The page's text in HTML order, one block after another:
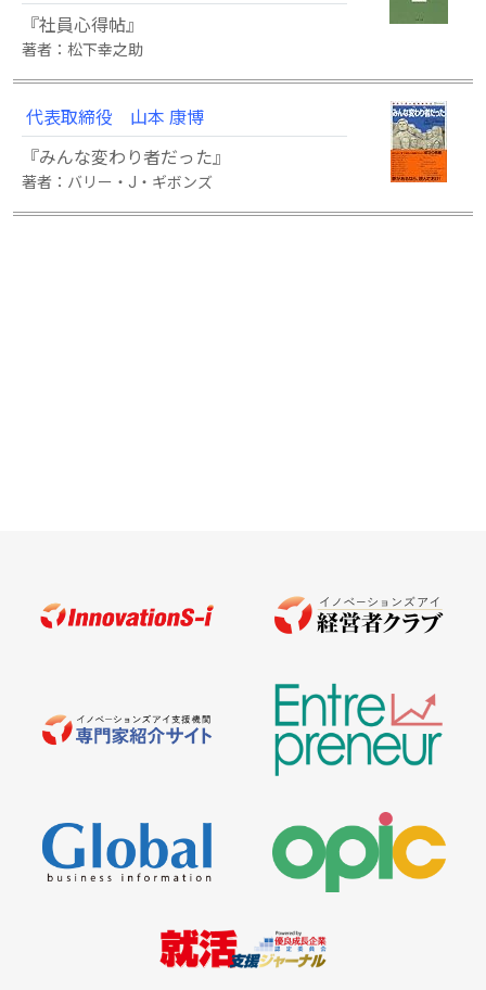
『社員心得帖』
著者：松下幸之助
代表取締役 山本 康博
『みんな変わり者だった』
著者：バリー・J・ギボンズ